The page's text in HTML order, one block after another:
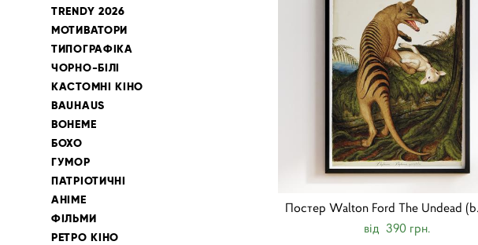
TRENDY 2026
МОТИВАТОРИ
ТИПОГРАФІКА
ЧОРНО-БІЛІ
КАСТОМНІ КІНО
BAUHAUS
BOHEME
БОХО
ГУМОР
ПАТРІОТИЧНІ
АНІМЕ
ФІЛЬМИ
РЕТРО КІНО
Постер Walton Ford The Undead
від 390 грн.